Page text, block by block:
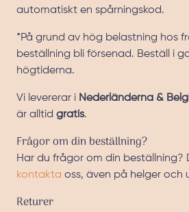
automatiskt en spårningskod.
*På grund av hög belastning hos
beställning bli försenad. Beställ i
högtiderna.
Vi levererar i Nederländerna &
är alltid gratis.
Frågor om din beställning?
Har du frågor om din beställning?
kontakta oss, även på helger och
Returer